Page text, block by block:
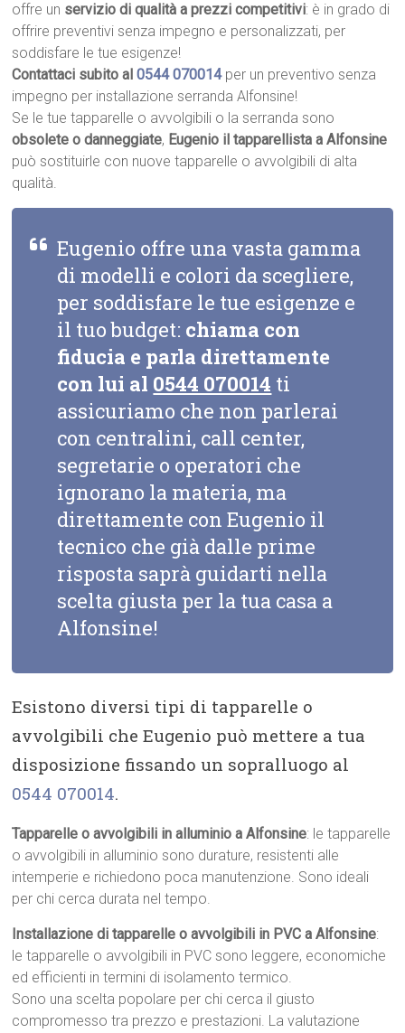
offre un servizio di qualità a prezzi competitivi: è in grado di
offrire preventivi senza impegno e personalizzati, per
soddisfare le tue esigenze!
Contattaci subito al0544 070014 per un preventivo senza
impegno per installazione serranda Alfonsine!
Se le tue tapparelle o avvolgibili o la serranda sono
obsolete o danneggiate, Eugenio il tapparellista a Alfonsine
può sostituirle con nuove tapparelle o avvolgibili di alta
qualità.
Eugenio offre una vasta gamma
di modelli e colori da scegliere,
per soddisfare le tue esigenze e
il tuo budget: chiama con
fiducia e parla direttamente
con lui al 0544 070014 ti
assicuriamo che non parlerai
con centralini, call center,
segretarie o operatori che
ignorano la materia, ma
direttamente con Eugenio il
tecnico che già dalle prime
risposta saprà guidarti nella
scelta giusta per la tua casa a
Alfonsine!
Esistono diversi tipi di tapparelle o
avvolgibili che Eugenio può mettere a tua
disposizione fissando un sopralluogo al
0544 070014.
Tapparelle o avvolgibili in alluminio a Alfonsine: le tapparelle
o avvolgibili in alluminio sono durature, resistenti alle
intemperie e richiedono poca manutenzione. Sono ideali
per chi cerca durata nel tempo.
Installazione di tapparelle o avvolgibili in PVC a Alfonsine:
le tapparelle o avvolgibili in PVC sono leggere, economiche
ed efficienti in termini di isolamento termico.
Sono una scelta popolare per chi cerca il giusto
compromesso tra prezzo e prestazioni. La valutazione